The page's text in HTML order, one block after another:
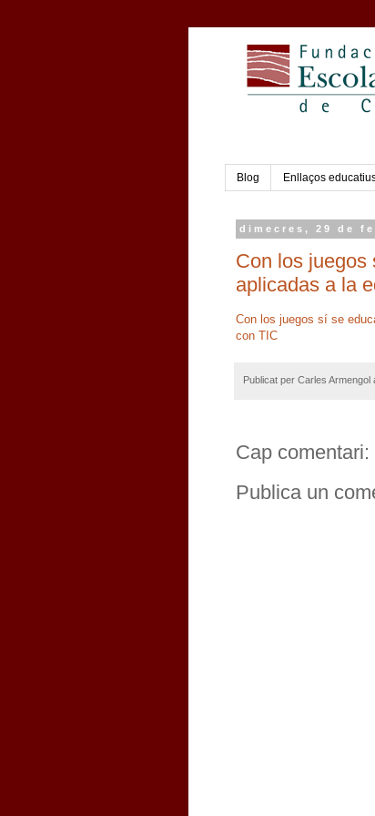
Blog Enllaços
dimecres, 29 de
Con los juegos
aplicadas a la
Con los juegos sí se
con TIC
Publicat per Carles Armengol
Cap comentari:
Publica un